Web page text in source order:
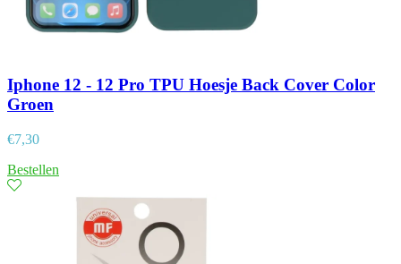
Iphone 12 - 12 Pro TPU Hoesje Back Cover Color
Groen
€7,30
Bestellen